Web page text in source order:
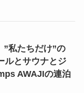
”私たちだけ”の
ルとサウナとジ
AWAJIの連泊